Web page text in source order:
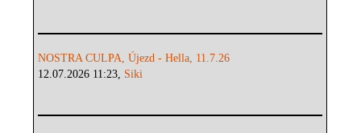
NOSTRA CULPA, Újezd - Hella, 11.7.26
12.07.2026 11:23, Siki